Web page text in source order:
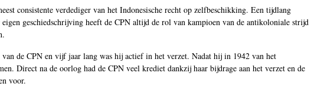
consistente verdediger van het Indonesische recht op zelfbeschikking. Een tijdlang
geschiedschrijving heeft de CPN altijd de rol van kampioen van de antikoloniale strijd
de CPN en vijf jaar lang was hij actief in het verzet. Nadat hij in 1942 van het
Direct na de oorlog had de CPN veel krediet dankzij haar bijdrage aan het verzet en de
voor.